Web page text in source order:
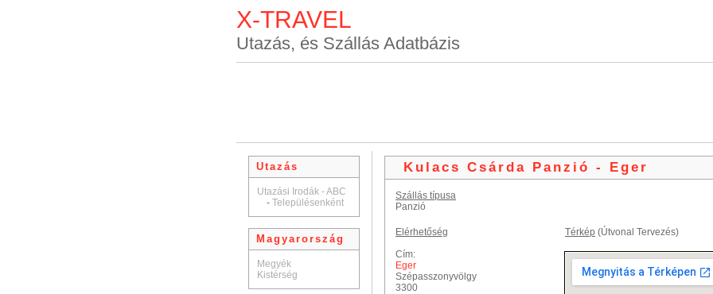
X-TRAVEL
Utazás, és Szállás Adatbázis
Utazás
Utazási Irodák - ABC
- Településenként
Magyarország
Megyék
Kistérség
Kulacs Csárda Panzió - Eger
Szállás típusa
Panzió
Elérhetőség
Cím:
Eger
Szépasszonyvölgy
3300
Térkép (Útvonal Tervezés)